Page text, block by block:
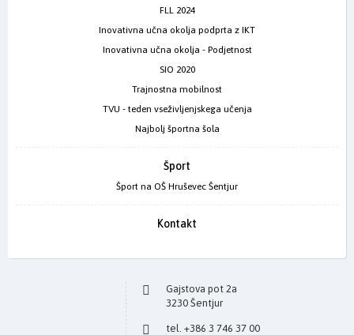
FLL 2024
Inovativna učna okolja podprta z IKT
Inovativna učna okolja - Podjetnost
SIO 2020
Trajnostna mobilnost
TVU - teden vseživljenjskega učenja
Najbolj športna šola
Šport
Šport na OŠ Hruševec Šentjur
Kontakt
Gajstova pot 2a
3230 Šentjur
tel. +386 3 746 37 00